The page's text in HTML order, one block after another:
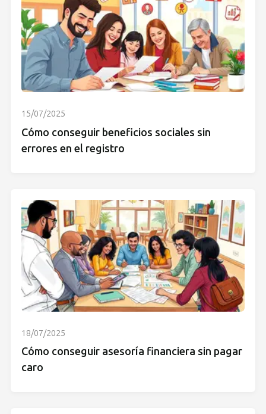
15/07/2025
Cómo conseguir beneficios sociales sin
errores en el registro
18/07/2025
Cómo conseguir asesoría financiera sin pagar
caro